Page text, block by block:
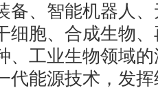
备、智能机器人
细胞、合成生物
、工业生物领域
代能源技术，发